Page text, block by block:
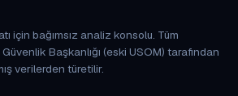
için bağımsız analiz konsolu. Tüm
Başkanlığı (eski USOM) tarafından
verilerden türetilir.